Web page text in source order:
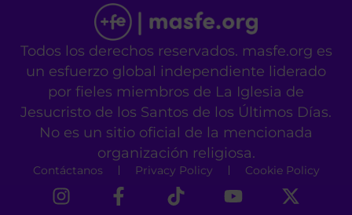
Todos los derechos reservados. masfe.org es
un esfuerzo global independiente liderado
por fieles miembros de La Iglesia de
Jesucristo de los Santos de los Últimos Días.
No es un sitio oficial de la mencionada
organización religiosa.
Contáctanos Privacy Policy Cookie Policy